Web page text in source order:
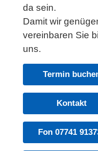
da sein.
Damit wir
vereinbaren Sie
uns.
Termin
Kontakt
Fon 07741